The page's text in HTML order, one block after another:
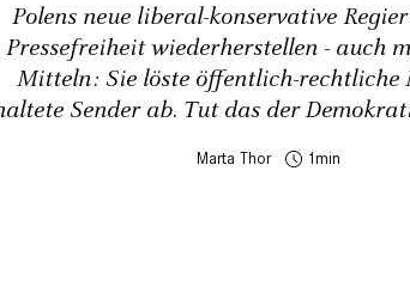
Polens neue liberal-konservative
Pressefreiheit wiederherstellen - auch
Mitteln: Sie löste öffentlich-rechtliche
Sender ab. Tut das der
Marta Thor 1